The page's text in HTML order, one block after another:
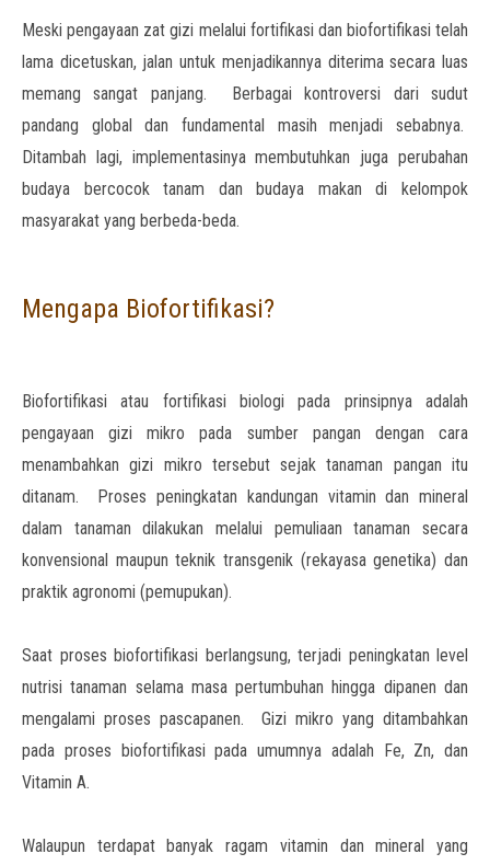
Meski pengayaan zat gizi melalui fortifikasi dan biofortifikasi telah
lama dicetuskan, jalan untuk menjadikannya diterima secara luas
memang sangat panjang. Berbagai kontroversi dari sudut
pandang global dan fundamental masih menjadi sebabnya.
Ditambah lagi, implementasinya membutuhkan juga perubahan
budaya bercocok tanam dan budaya makan di kelompok
masyarakat yang berbeda-beda.
Mengapa Biofortifikasi?
Biofortifikasi atau fortifikasi biologi pada prinsipnya adalah
pengayaan gizi mikro pada sumber pangan dengan cara
menambahkan gizi mikro tersebut sejak tanaman pangan itu
ditanam. Proses peningkatan kandungan vitamin dan mineral
dalam tanaman dilakukan melalui pemuliaan tanaman secara
konvensional maupun teknik transgenik (rekayasa genetika) dan
praktik agronomi (pemupukan).
Saat proses biofortifikasi berlangsung, terjadi peningkatan level
nutrisi tanaman selama masa pertumbuhan hingga dipanen dan
mengalami proses pascapanen. Gizi mikro yang ditambahkan
pada proses biofortifikasi pada umumnya adalah Fe, Zn, dan
Vitamin A.
Walaupun terdapat banyak ragam vitamin dan mineral yang